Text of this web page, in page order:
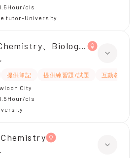
cls
tutor-University
、Biology、Physics
提供筆記 提供練習題/試題 互動教學
City
cls